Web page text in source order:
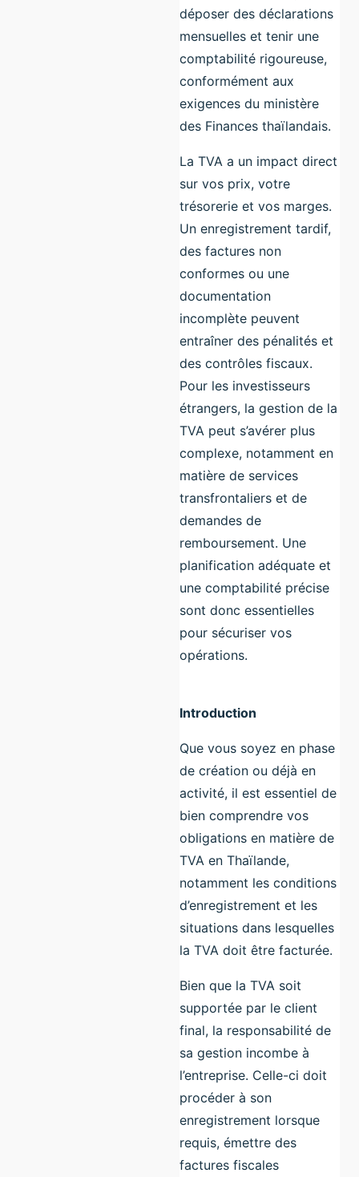
déposer des déclarations
mensuelles et tenir une
comptabilité rigoureuse,
conformément aux
exigences du ministère
des Finances thaïlandais.
La TVA a un impact direct
sur vos prix, votre
trésorerie et vos marges.
Un enregistrement tardif,
des factures non
conformes ou une
documentation
incomplète peuvent
entraîner des pénalités et
des contrôles fiscaux.
Pour les investisseurs
étrangers, la gestion de la
TVA peut s’avérer plus
complexe, notamment en
matière de services
transfrontaliers et de
demandes de
remboursement. Une
planification adéquate et
une comptabilité précise
sont donc essentielles
pour sécuriser vos
opérations.
Introduction
Que vous soyez en phase
de création ou déjà en
activité, il est essentiel de
bien comprendre vos
obligations en matière de
TVA en Thaïlande,
notamment les conditions
d’enregistrement et les
situations dans lesquelles
la TVA doit être facturée.
Bien que la TVA soit
supportée par le client
final, la responsabilité de
sa gestion incombe à
l’entreprise. Celle-ci doit
procéder à son
enregistrement lorsque
requis, émettre des
factures fiscales